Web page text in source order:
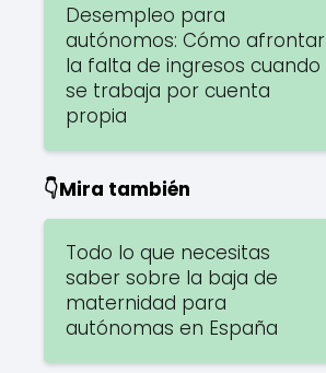
Desempleo para
autónomos: Cómo afrontar
la falta de ingresos cuando
se trabaja por cuenta
propia
👇Mira también
Todo lo que necesitas
saber sobre la baja de
maternidad para
autónomas en España